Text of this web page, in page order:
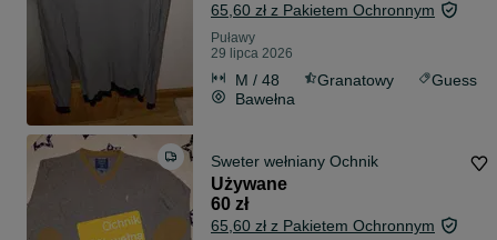
65,60 zł z Pakietem Ochronnym
Puławy
29 lipca 2026
M / 48 Granatowy
Guess
Bawełna
Sweter wełniany Ochnik
Używane
60 zł
65,60 zł z Pakietem Ochronnym